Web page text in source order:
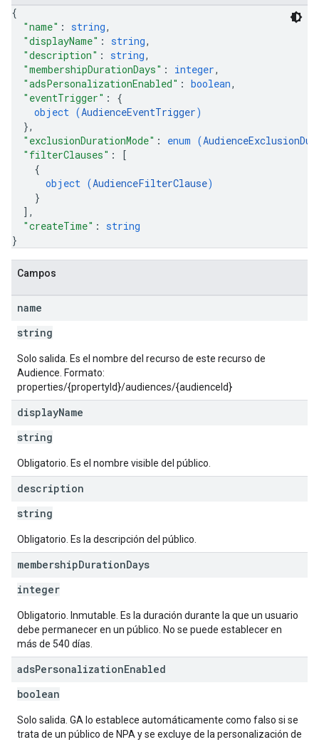
{
"name" : string,
"displayName" : string,
"description" : string,
"membershipDurationDays" : integer,
"adsPersonalizationEnabled" : boolean,
"eventTrigger" : {
object (AudienceEventTrigger)
},
"exclusionDurationMode" : enum (
"filterClauses" :
[
{
object (AudienceFilterClause)
}
] ,
"createTime" : string
}
Campos
name
string
Solo salida. Es el nombre del recurso de este recurso de
Audience. Formato:
properties/{propertyId}/audiences/{audienceId}
displayName
string
Obligatorio. Es el nombre visible del público.
description
string
Obligatorio. Es la descripción del público.
membershipDurationDays
integer
Obligatorio. Inmutable. Es la duración durante la que un usuario
debe permanecer en un público. No se puede establecer en
más de 540 días.
adsPersonalizationEnabled
boolean
Solo salida. GA lo establece automáticamente como falso si se
trata de un público de NPA y se excluye de la personalización de